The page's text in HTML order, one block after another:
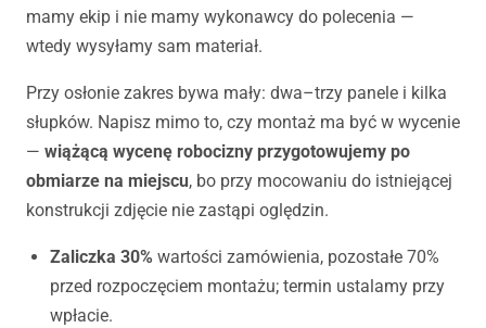
mamy ekip i nie mamy wykonawcy do polecenia —
wtedy wysyłamy sam materiał.
Przy osłonie zakres bywa mały: dwa–trzy panele i kilka
słupków. Napisz mimo to, czy montaż ma być w wycenie
— wiążącą wycenę robocizny przygotowujemy po
obmiarze na miejscu, bo przy mocowaniu do istniejącej
konstrukcji zdjęcie nie zastąpi oględzin.
Zaliczka 30% wartości zamówienia, pozostałe 70%
przed rozpoczęciem montażu; termin ustalamy przy
wpłacie.